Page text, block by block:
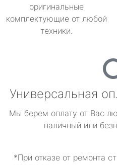
оригинальные
комплектующие от любой
техники.
Универсальная
Мы берем оплату от Вас
наличный или
*При отказе от ремонта